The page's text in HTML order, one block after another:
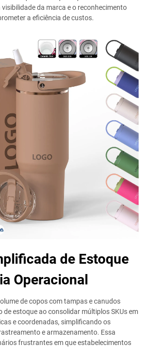
da marca e o reconhecimento
a eficiência de custos.
de Estoque
Operacional
de copos com tampas e canudos
de estoque ao consolidar múltiplos SKUs em
e coordenadas, simplificando os
e armazenamento. Essa
frustrantes em que estabelecimentos